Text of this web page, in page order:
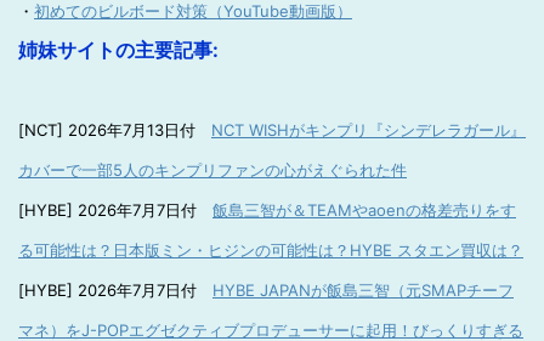
・ 初めてのビルボード対策（YouTube動画版）
姉妹サイトの主要記事:
[NCT] 2026年7月13日付 NCT WISHがキンプリ『シンデレラガール』
カバーで一部5人のキンプリファンの心がえぐられた件
[HYBE] 2026年7月7日付 飯島三智が＆TEAMやaoenの格差売りをす
る可能性は？日本版ミン・ヒジンの可能性は？HYBE スタエン買収は？
[HYBE] 2026年7月7日付 HYBE JAPANが飯島三智（元SMAPチーフ
マネ）をJ-POPエグゼクティブプロデューサーに起用！びっくりすぎる